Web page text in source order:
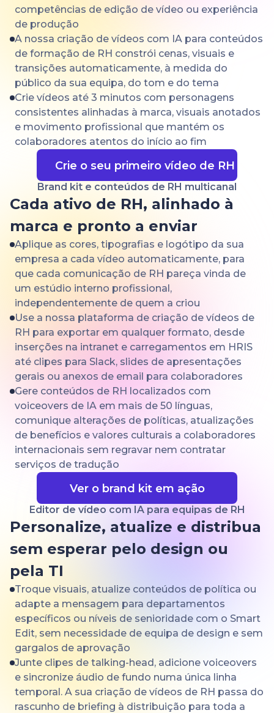
competências de edição de vídeo ou experiência
de produção
A nossa criação de vídeos com IA para conteúdos
de formação de RH constrói cenas, visuais e
transições automaticamente, à medida do
público da sua equipa, do tom e do tema
Crie vídeos até 3 minutos com personagens
consistentes alinhadas à marca, visuais anotados
e movimento profissional que mantém os
colaboradores atentos do início ao fim
Crie o seu primeiro vídeo de RH
Brand kit e conteúdos de RH multicanal
Cada ativo de RH, alinhado à
marca e pronto a enviar
Aplique as cores, tipografias e logótipo da sua
empresa a cada vídeo automaticamente, para
que cada comunicação de RH pareça vinda de
um estúdio interno profissional,
independentemente de quem a criou
Use a nossa plataforma de criação de vídeos de
RH para exportar em qualquer formato, desde
inserções na intranet e carregamentos em HRIS
até clipes para Slack, slides de apresentações
gerais ou anexos de email para colaboradores
Gere conteúdos de RH localizados com
voiceovers de IA em mais de 50 línguas,
comunique alterações de políticas, atualizações
de benefícios e valores culturais a colaboradores
internacionais sem regravar nem contratar
serviços de tradução
Ver o brand kit em ação
Editor de vídeo com IA para equipas de RH
Personalize, atualize e distribua
sem esperar pelo design ou
pela TI
Troque visuais, atualize conteúdos de política ou
adapte a mensagem para departamentos
específicos ou níveis de senioridade com o Smart
Edit, sem necessidade de equipa de design e sem
gargalos de aprovação
Junte clipes de talking-head, adicione voiceovers
e sincronize áudio de fundo numa única linha
temporal. A sua criação de vídeos de RH passa do
rascunho de briefing à distribuição para toda a